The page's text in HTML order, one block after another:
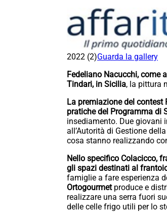
2022 (2)Guarda la gallery
Fedeliano Nacucchi, come
Tindari, in Sicilia, la pittura
La premiazione del contest
pratiche del Programma di
insediamento. Due giovani
all’Autorità di Gestione
cosa stanno realizzando
Nello specifico Colacicco,
gli spazi destinati al
famiglie a fare esperienza
Ortogourmet produce e
realizzare una serra fuori
delle celle frigo utili per lo